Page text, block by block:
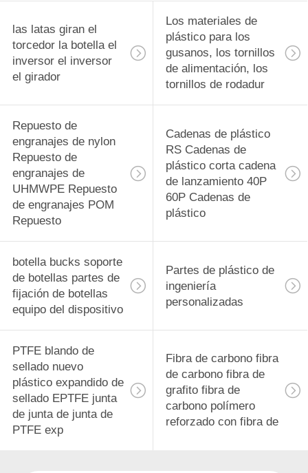
las latas giran el
torcedor la botella el
inversor el inversor
el girador
Los materiales de
plástico para los
gusanos, los tornillos
de alimentación, los
tornillos de rodadur
Repuesto de
engranajes de nylon
Repuesto de
engranajes de
UHMWPE Repuesto
de engranajes POM
Repuesto
Cadenas de plástico
RS Cadenas de
plástico corta cadena
de lanzamiento 40P
60P Cadenas de
plástico
botella bucks soporte
de botellas partes de
fijación de botellas
equipo del dispositivo
Partes de plástico de
ingeniería
personalizadas
PTFE blando de
sellado nuevo
plástico expandido de
sellado EPTFE junta
de junta de junta de
PTFE exp
Fibra de carbono fibra
de carbono fibra de
grafito fibra de
carbono polímero
reforzado con fibra de